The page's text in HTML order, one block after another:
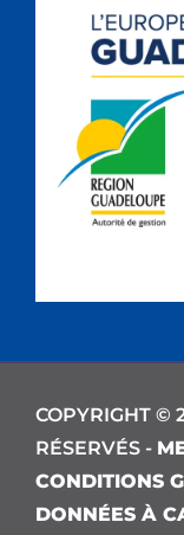
COPYRIGHT ©
RÉSERVÉS -
CONDITIONS
DONNÉES À